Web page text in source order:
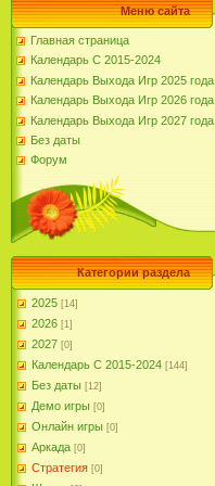
Меню сайта
Главная страница
Календарь С 2015-2024
Календарь Выхода Игр 2025 года
Календарь Выхода Игр 2026 года
Календарь Выхода Игр 2027 года
Без даты
Форум
Категории раздела
2025 [14]
2026 [1]
2027 [0]
Календарь С 2015-2024 [144]
Без даты [12]
Демо игры [0]
Онлайн игры [0]
Аркада [0]
Стратегия [0]